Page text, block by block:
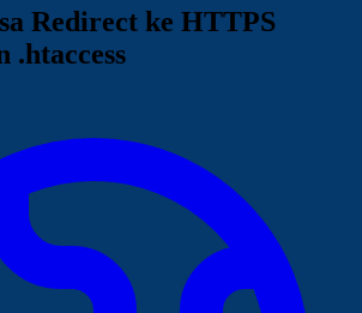
Redirect ke HTTPS
.htaccess